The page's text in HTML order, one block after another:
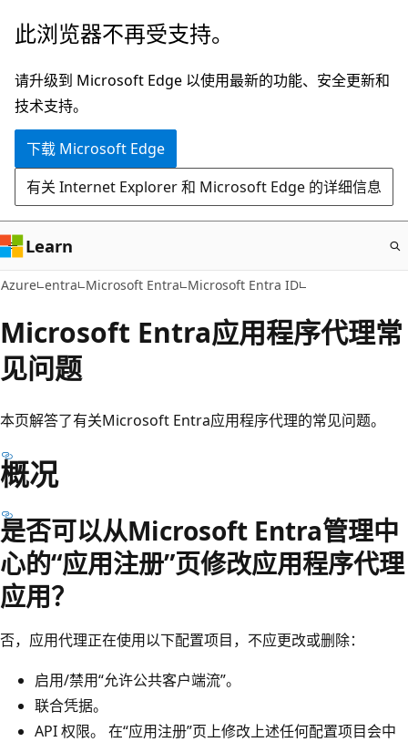
跳
主
要
内
此浏览器不再受支持。
请升级到 Microsoft Edge 以使用最新的功能、安全更新和
技术支持。
下载 Microsoft Edge
有关 Internet Explorer 和 Microsoft Edge 的详细信息
Learn
Azure entra Microsoft Entra Microsoft Entra ID
Microsoft Entra应用程序代理常
见问题
本页解答了有关Microsoft Entra应用程序代理的常见问题。
概况
是否可以从Microsoft Entra管理中
心的“应用注册”页修改应用程序代理
应用？
否，应用代理正在使用以下配置项目，不应更改或删除：
启用/禁用“允许公共客户端流”。
联合凭据。
API 权限。 在“应用注册”页上修改上述任何配置项目会中